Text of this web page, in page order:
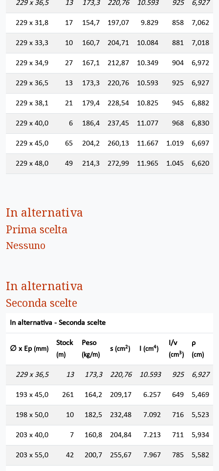
229 x 36,5 13 173,3 220,76 10.593 925 6,927
229 x 31,8 17 154,7 197,07 9.829 858 7,062
229 x 33,3 10 160,7 204,71 10.084 881 7,018
229 x 34,9 27 167,1 212,87 10.349 904 6,972
229 x 36,5 13 173,3 220,76 10.593 925 6,927
229 x 38,1 21 179,4 228,54 10.825 945 6,882
229 x 40,0 6 186,4 237,45 11.077 968 6,830
229 x 45,0 65 204,2 260,13 11.667 1.019 6,697
229 x 48,0 49 214,3 272,99 11.965 1.045 6,620
In alternativa
Prima scelta
Nessuno
In alternativa
Seconda scelte
In alternativa - Seconda scelte
∅ x Ep (mm)
Stock
(m)
Peso
(kg/m)
s (cm2) I (cm4)
I/v
(cm3)
ρ
(cm)
229 x 36,5 13 173,3 220,76 10.593 925 6,927
193 x 45,0 261 164,2 209,17 6.257 649 5,469
198 x 50,0 10 182,5 232,48 7.092 716 5,523
203 x 40,0 7 160,8 204,84 7.213 711 5,934
203 x 55,0 42 200,7 255,67 7.967 785 5,582